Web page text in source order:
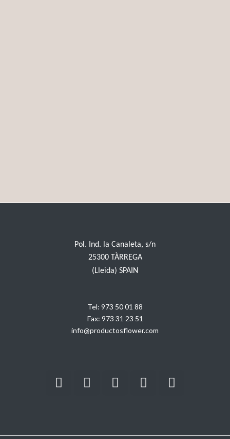
Pol. Ind. la Canaleta, s/n
25300 TÀRREGA
(Lleida) SPAIN
Tel: 973 50 01 88
Fax: 973 31 23 51
info@productosflower.com